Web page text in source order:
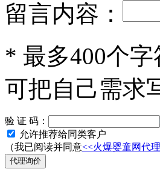
留言内容：
* 最多400个
可把自己需求
验 证 码：
允许推荐给同类客户
（我已阅读并同意<<火爆婴童网代